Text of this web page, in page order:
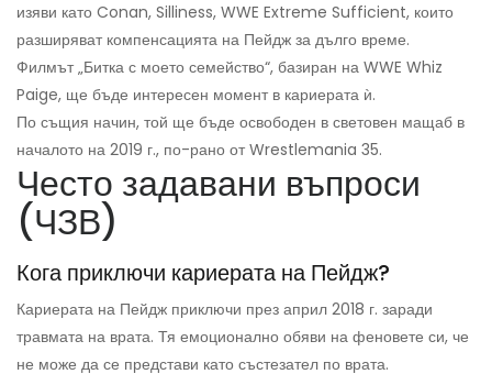
изяви като Conan, Silliness, WWE Extreme Sufficient, които
разширяват компенсацията на Пейдж за дълго време.
Филмът „Битка с моето семейство“, базиран на WWE Whiz
Paige, ще бъде интересен момент в кариерата ѝ.
По същия начин, той ще бъде освободен в световен мащаб в
началото на 2019 г., по-рано от Wrestlemania 35.
Често задавани въпроси
(ЧЗВ)
Кога приключи кариерата на Пейдж?
Кариерата на Пейдж приключи през април 2018 г. заради
травмата на врата. Тя емоционално обяви на феновете си, че
не може да се представи като състезател по врата.